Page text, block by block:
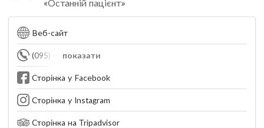
«Останній пацієнт»
Веб-сайт
показати
(095) 493-44-66
Сторінка у Facebook
Сторінка у Instagram
Сторінка на Tripadvisor